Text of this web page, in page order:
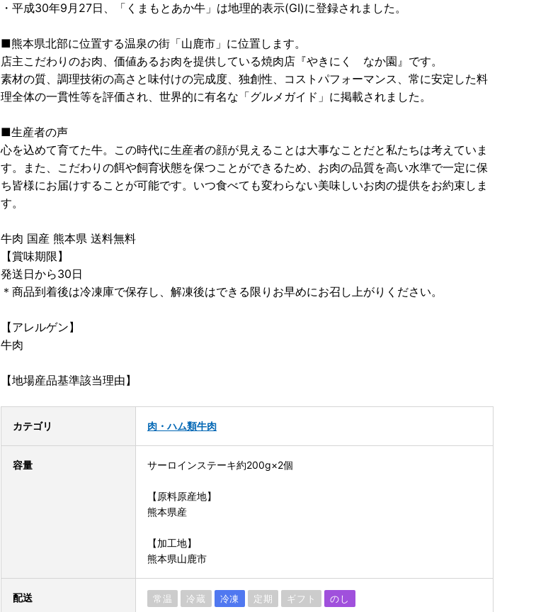
・平成30年9月27日、「くまもとあか牛」は地理的表示(GI)に登録されました。
■熊本県北部に位置する温泉の街「山鹿市」に位置します。
店主こだわりのお肉、価値あるお肉を提供している焼肉店『やきにく なか園』です。
素材の質、調理技術の高さと味付けの完成度、独創性、コストパフォーマンス、常に安定した料
理全体の一貫性等を評価され、世界的に有名な「グルメガイド」に掲載されました。
■生産者の声
心を込めて育てた牛。この時代に生産者の顔が見えることは大事なことだと私たちは考えていま
す。また、こだわりの餌や飼育状態を保つことができるため、お肉の品質を高い水準で一定に保
ち皆様にお届けすることが可能です。いつ食べても変わらない美味しいお肉の提供をお約束しま
す。
牛肉 国産 熊本県 送料無料
【賞味期限】
発送日から30日
＊商品到着後は冷凍庫で保存し、解凍後はできる限りお早めにお召し上がりください。
【アレルゲン】
牛肉
【地場産品基準該当理由】
カテゴリ 肉・ハム類牛肉
容量 サーロインステーキ約200g×2個
【原料原産地】
熊本県産
【加工地】
熊本県山鹿市
配送 常温 冷蔵 冷凍 定期 ギフト のし